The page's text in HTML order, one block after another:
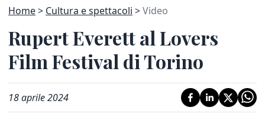
Home Cultura e spettacoli Video
Rupert Everett al Lovers
Film Festival di Torino
18 aprile 2024